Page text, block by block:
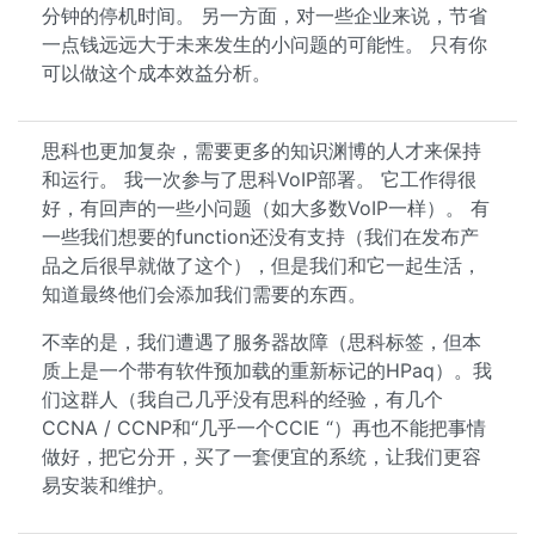
分钟的停机时间。 另一方面，对一些企业来说，节省
一点钱远远大于未来发生的小问题的可能性。 只有你
可以做这个成本效益分析。
思科也更加复杂，需要更多的知识渊博的人才来保持
和运行。 我一次参与了思科VoIP部署。 它工作得很
好，有回声的一些小问题（如大多数VoIP一样）。 有
一些我们想要的function还没有支持（我们在发布产
品之后很早就做了这个），但是我们和它一起生活，
知道最终他们会添加我们需要的东西。
不幸的是，我们遭遇了服务器故障（思科标签，但本
质上是一个带有软件预加载的重新标记的HPaq）。我
们这群人（我自己几乎没有思科的经验，有几个
CCNA / CCNP和“几乎一个CCIE “）再也不能把事情
做好，把它分开，买了一套便宜的系统，让我们更容
易安装和维护。